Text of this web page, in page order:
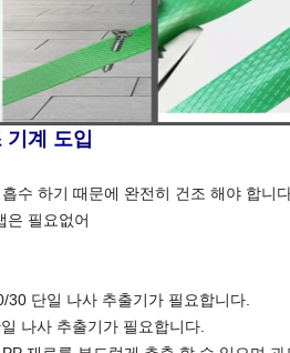
기계 도입
수 하기 때문에 완전히 건조 해야 합니
은 필요없어
30 단일 나사 추출기가 필요합니다.
나사 추출기가 필요합니다.